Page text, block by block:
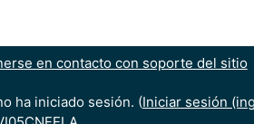
en contacto con soporte del sitio
ha iniciado sesión. (Iniciar sesión